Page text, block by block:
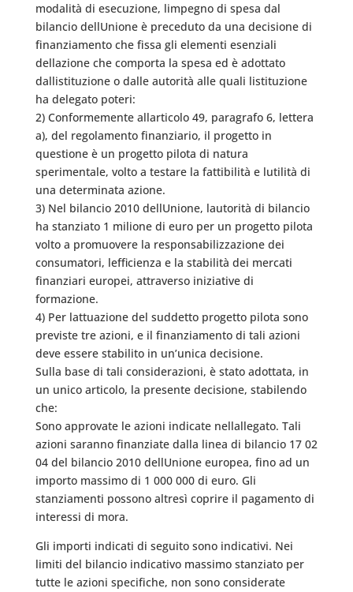
modalità di esecuzione, limpegno di spesa dal
bilancio dellUnione è preceduto da una decisione di
finanziamento che fissa gli elementi esenziali
dellazione che comporta la spesa ed è adottato
dallistituzione o dalle autorità alle quali listituzione
ha delegato poteri:
2) Conformemente allarticolo 49, paragrafo 6, lettera
a), del regolamento finanziario, il progetto in
questione è un progetto pilota di natura
sperimentale, volto a testare la fattibilità e lutilità di
una determinata azione.
3) Nel bilancio 2010 dellUnione, lautorità di bilancio
ha stanziato 1 milione di euro per un progetto pilota
volto a promuovere la responsabilizzazione dei
consumatori, lefficienza e la stabilità dei mercati
finanziari europei, attraverso iniziative di
formazione.
4) Per lattuazione del suddetto progetto pilota sono
previste tre azioni, e il finanziamento di tali azioni
deve essere stabilito in un’unica decisione.
Sulla base di tali considerazioni, è stato adottata, in
un unico articolo, la presente decisione, stabilendo
che:
Sono approvate le azioni indicate nellallegato. Tali
azioni saranno finanziate dalla linea di bilancio 17 02
04 del bilancio 2010 dellUnione europea, fino ad un
importo massimo di 1 000 000 di euro. Gli
stanziamenti possono altresì coprire il pagamento di
interessi di mora.
Gli importi indicati di seguito sono indicativi. Nei
limiti del bilancio indicativo massimo stanziato per
tutte le azioni specifiche, non sono considerate